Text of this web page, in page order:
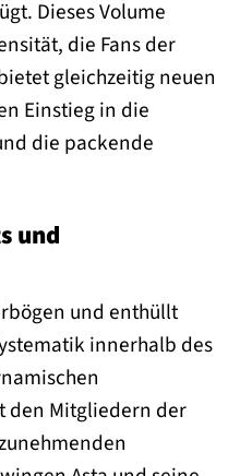
Dieses Volume
die Fans der
gleichzeitig neuen
Einstieg in die
die packende
und
und enthüllt
innerhalb des
den Mitgliedern der